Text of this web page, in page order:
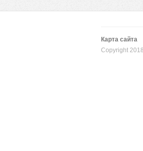
Карта сайта
Copyright